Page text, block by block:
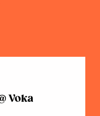
Voka